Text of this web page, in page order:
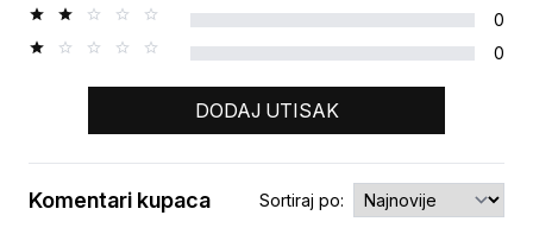
0
0
DODAJ UTISAK
Komentari kupaca Sortiraj po: